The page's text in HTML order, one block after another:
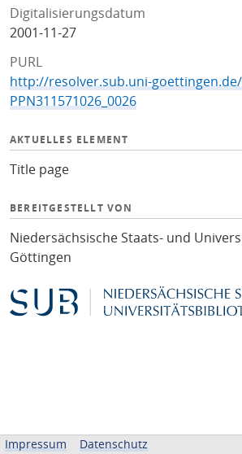
Digitalisierungsdatum
2001-11-27
PURL
http://resolver.sub.uni-
PPN311571026_0026
AKTUELLES ELEMENT
Title page
BEREITGESTELLT VON
Niedersächsische Staats- und
Göttingen
Impressum Datenschutz